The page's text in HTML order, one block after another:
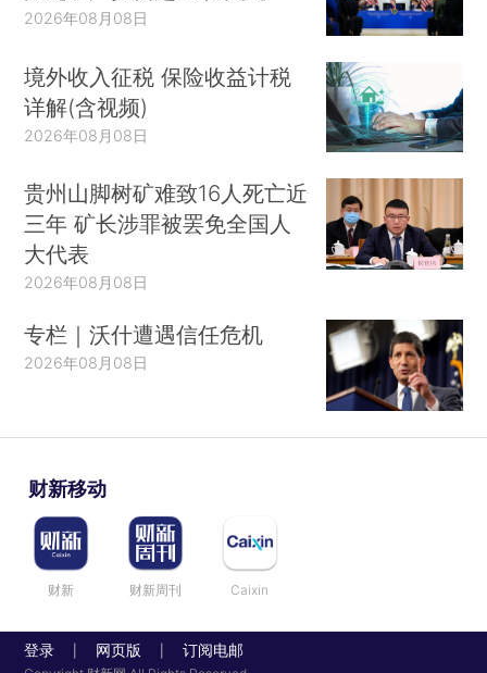
2026年08月08日
境外收入征税 保险收益计税
详解(含视频)
2026年08月08日
贵州山脚树矿难致16人死亡近
三年 矿长涉罪被罢免全国人
大代表
2026年08月08日
专栏｜沃什遭遇信任危机
2026年08月08日
财新移动
财新 财新周刊 Caixin
登录 网页版 订阅电邮